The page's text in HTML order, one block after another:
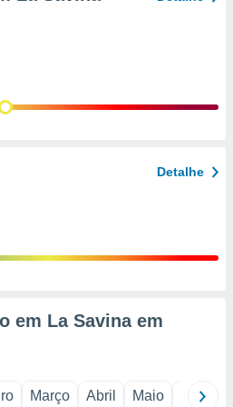
Detalhe
em La Savina em
Março Abril Maio Junho